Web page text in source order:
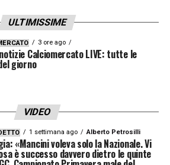
ULTIMISSIME
3 ore ago
Calciomercato LIVE: tutte le
giorno
VIDEO
1 settimana ago Alberto Petrosilli
«Mancini voleva solo la Nazionale. Vi
è successo davvero dietro le quinte